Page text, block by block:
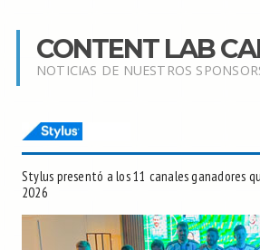
CONTENT LAB
NOTICIAS DE NUESTROS
Stylus presentó a los 11 canales ganadores
2026